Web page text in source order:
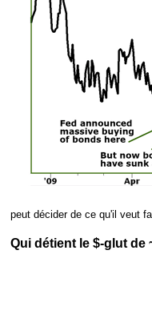
peut décider de ce qu'il veut
Qui détient le $-glut de